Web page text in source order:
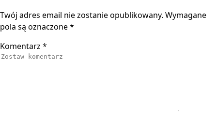
Twój adres email nie zostanie opublikowany. Wymagane
pola są oznaczone*
Komentarz *